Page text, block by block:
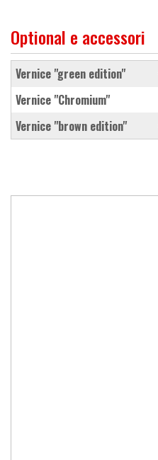
Optional e accessori
vernice "green edition"
vernice "Chromium"
vernice "brown edition"